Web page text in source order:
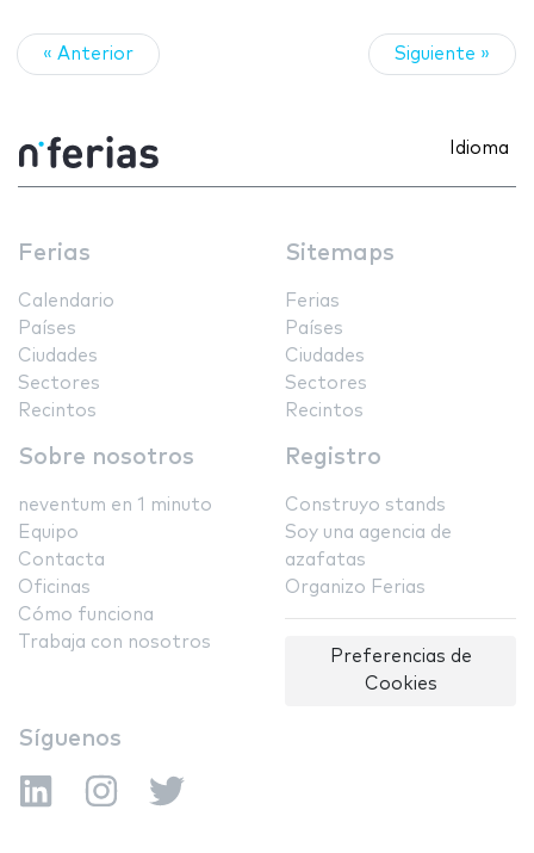
« Anterior Siguiente »
Idioma
Ferias
Calendario
Países
Ciudades
Sectores
Recintos
Sitemaps
Ferias
Países
Ciudades
Sectores
Recintos
Sobre nosotros
neventum en 1 minuto
Equipo
Contacta
Oficinas
Cómo funciona
Trabaja con nosotros
Registro
Construyo stands
Soy una agencia de
azafatas
Organizo Ferias
Preferencias de
Cookies
Síguenos